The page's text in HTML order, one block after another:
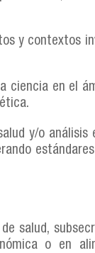
y contextos
ciencia en el
y/o
salud,
o en